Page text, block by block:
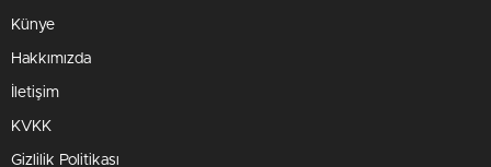
Künye
Hakkımızda
İletişim
KVKK
Gizlilik Politikası